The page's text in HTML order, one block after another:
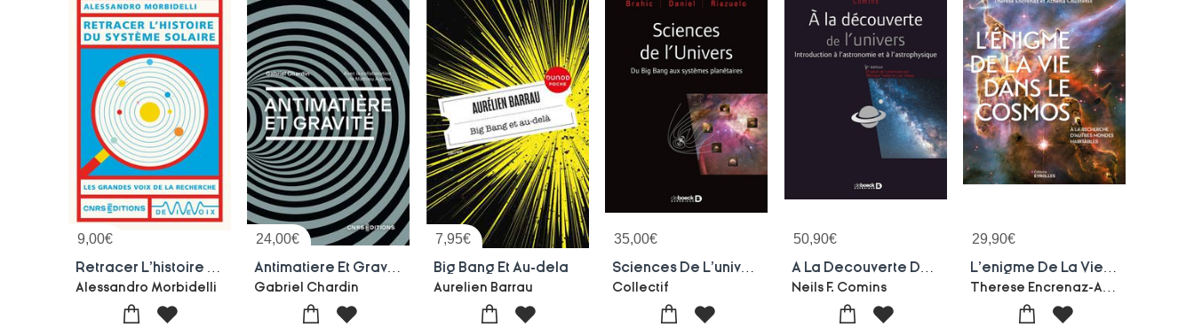
9,00€
Alessandro Morbidelli
24,00€
Gabriel Chardin
7,95€
Big Bang Et Au-dela
Aurelien Barrau
35,00€
Collectif
50,90€
Neils F. Comins
29,90€